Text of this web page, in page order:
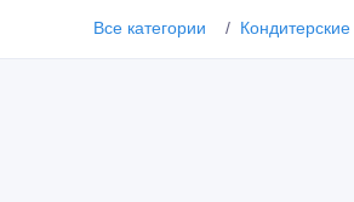
Все категории